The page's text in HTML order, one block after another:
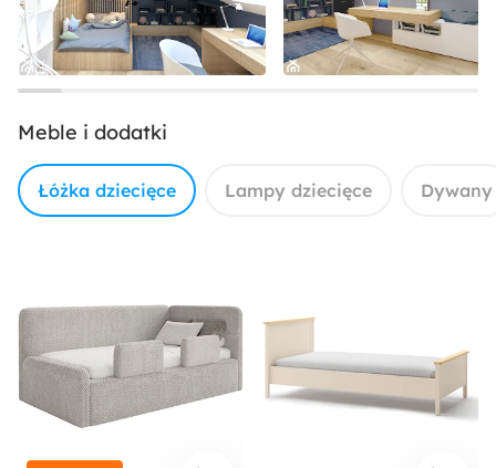
Meble i dodatki
Łóżka dziecięce Lampy dziecięce Dywany